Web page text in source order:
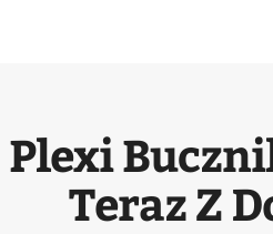
Plexi
Teraz Z